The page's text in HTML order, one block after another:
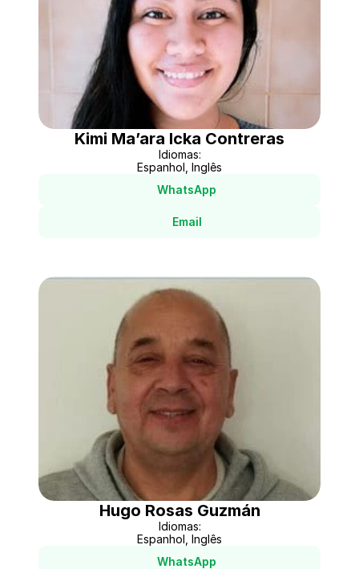
Kimi Ma’ara Icka Contreras
Idiomas:
Espanhol, Inglês
WhatsApp
Email
Hugo Rosas Guzmán
Idiomas:
Espanhol, Inglês
WhatsApp